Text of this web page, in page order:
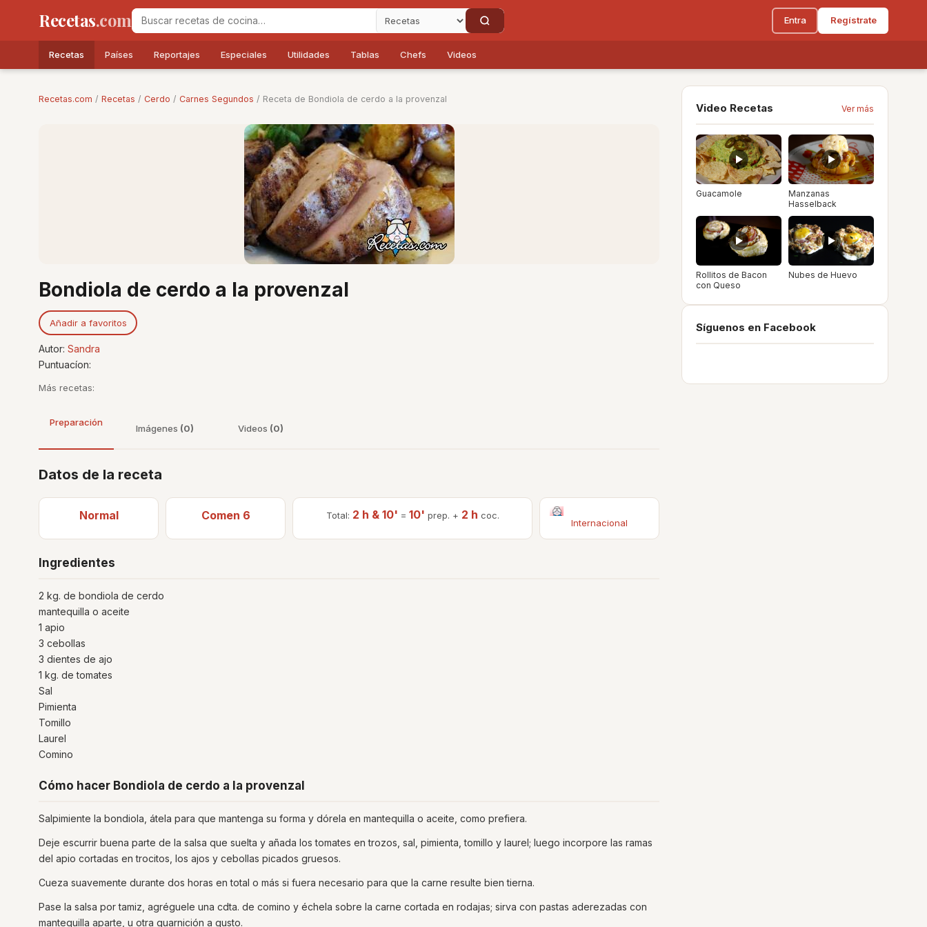
Recetas.com Entra Regístrate
Recetas Países Reportajes Especiales Utilidades Tablas Chefs Videos
Recetas.com / Recetas / Cerdo / Carnes Segundos / Receta de Bondiola de cerdo a la provenzal
Bondiola de cerdo a la provenzal
Añadir a favoritos
Autor: Sandra
Puntuacíon:
Más recetas:
Preparación
Imágenes (0) Videos (0)
Datos de la receta
Normal Comen 6 Total: 2 h & 10' = 10' prep. + 2 h coc.
Internacional
Ingredientes
2 kg. de bondiola de cerdo
mantequilla o aceite
1 apio
3 cebollas
3 dientes de ajo
1 kg. de tomates
Sal
Pimienta
Tomillo
Laurel
Comino
Cómo hacer Bondiola de cerdo a la provenzal
Salpimiente la bondiola, átela para que mantenga su forma y dórela en mantequilla o aceite, como prefiera.
Deje escurrir buena parte de la salsa que suelta y añada los tomates en trozos, sal, pimienta, tomillo y laurel; luego incorpore las ramas
del apio cortadas en trocitos, los ajos y cebollas picados gruesos.
Cueza suavemente durante dos horas en total o más si fuera necesario para que la carne resulte bien tierna.
Pase la salsa por tamiz, agréguele una cdta. de comino y échela sobre la carne cortada en rodajas; sirva con pastas aderezadas con
mantequilla aparte, u otra guarnición a gusto.
Video Recetas Ver más
Guacamole
Manzanas
Hasselback
Rollitos de Bacon
con Queso
Nubes de Huevo
Síguenos en Facebook